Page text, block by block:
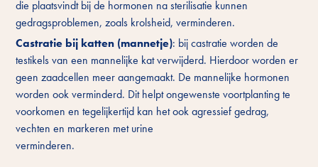
die plaatsvindt bij de hormonen na sterilisatie kunnen
gedragsproblemen, zoals krolsheid, verminderen.
Castratie bij katten (mannetje): bij castratie worden de
testikels van een mannelijke kat verwijderd. Hierdoor worden er
geen zaadcellen meer aangemaakt. De mannelijke hormonen
worden ook verminderd. Dit helpt ongewenste voortplanting te
voorkomen en tegelijkertijd kan het ook agressief gedrag,
vechten en markeren met urine
verminderen.